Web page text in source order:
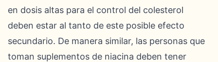
en dosis altas para el control del colesterol
deben estar al tanto de este posible efecto
secundario. De manera similar, las personas que
toman suplementos de niacina deben tener